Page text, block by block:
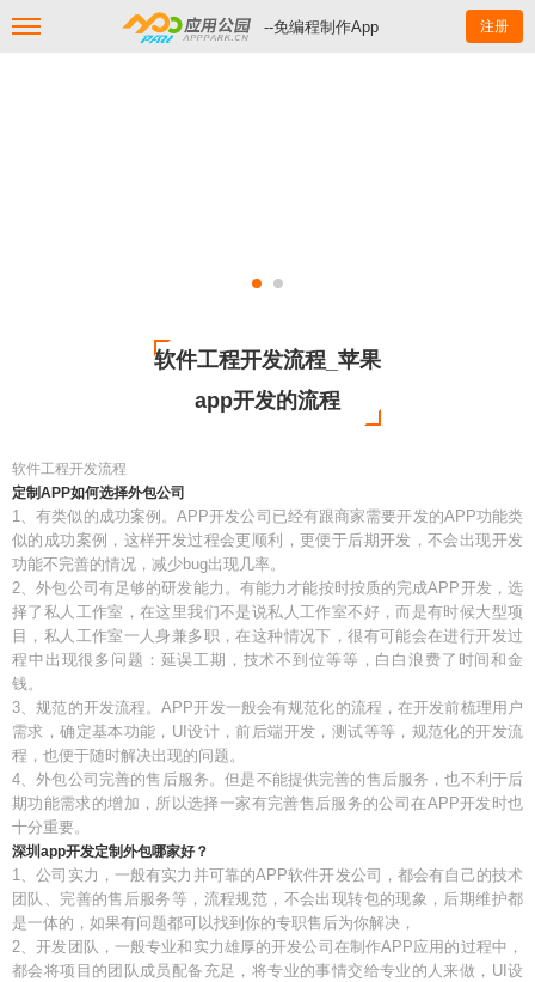
--免编程制作App 注册
软件工程开发流程_苹果
app开发的流程
软件工程开发流程
定制APP如何选择外包公司
1、有类似的成功案例。APP开发公司已经有跟商家需要开发的APP功能类
似的成功案例，这样开发过程会更顺利，更便于后期开发，不会出现开发
功能不完善的情况，减少bug出现几率。
2、外包公司有足够的研发能力。有能力才能按时按质的完成APP开发，选
择了私人工作室，在这里我们不是说私人工作室不好，而是有时候大型项
目，私人工作室一人身兼多职，在这种情况下，很有可能会在进行开发过
程中出现很多问题：延误工期，技术不到位等等，白白浪费了时间和金
钱。
3、规范的开发流程。APP开发一般会有规范化的流程，在开发前梳理用户
需求，确定基本功能，UI设计，前后端开发，测试等等，规范化的开发流
程，也便于随时解决出现的问题。
4、外包公司完善的售后服务。但是不能提供完善的售后服务，也不利于后
期功能需求的增加，所以选择一家有完善售后服务的公司在APP开发时也
十分重要。
深圳app开发定制外包哪家好？
1、公司实力，一般有实力并可靠的APP软件开发公司，都会有自己的技术
团队、完善的售后服务等，流程规范，不会出现转包的现象，后期维护都
是一体的，如果有问题都可以找到你的专职售后为你解决，
2、开发团队，一般专业和实力雄厚的开发公司在制作APP应用的过程中，
都会将项目的团队成员配备充足，将专业的事情交给专业的人来做，UI设